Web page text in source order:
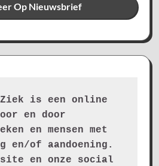
Ziek is een online
en door
en mensen met
en/of aandoening.
en onze social